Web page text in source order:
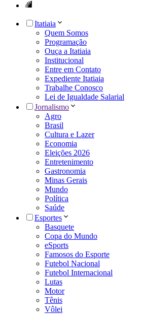
Itatiaia
Quem Somos
Programação
Ouça a Itatiaia
Institucional
Entre em Contato
Expediente Itatiaia
Trabalhe Conosco
Lei de Igualdade Salarial
Jornalismo
Agro
Brasil
Cultura e Lazer
Economia
Eleições 2026
Entretenimento
Gastronomia
Minas Gerais
Mundo
Política
Saúde
Esportes
Basquete
Copa do Mundo
eSports
Famosos do Esporte
Futebol Nacional
Futebol Internacional
Lutas
Motor
Tênis
Vôlei